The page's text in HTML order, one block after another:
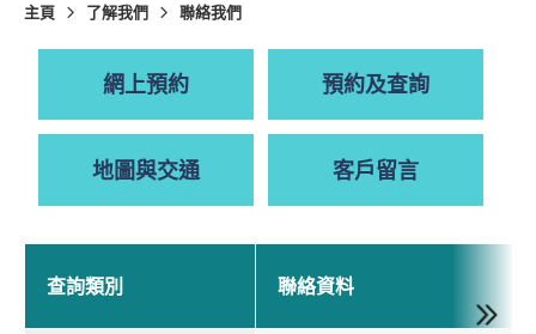
主頁 了解我們 聯絡我們
網上預約 預約及查詢
地圖與交通 客戶留言
查詢類別 聯絡資料